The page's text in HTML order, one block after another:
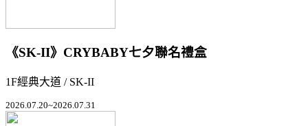
《SK-II》CRYBABY七夕聯名禮盒
1F經典大道 / SK-II
2026.07.20~2026.07.31